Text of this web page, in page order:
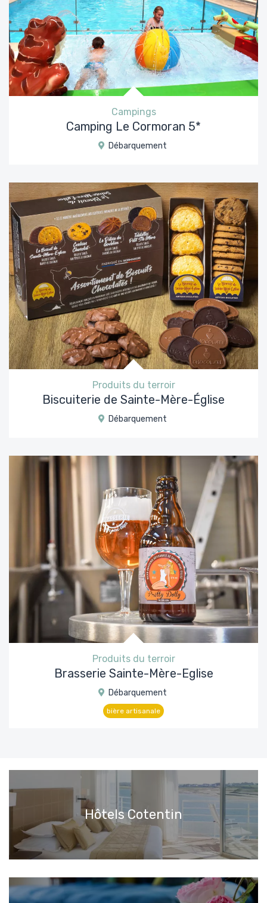
Campings
Camping Le Cormoran 5*
Débarquement
Produits du terroir
Biscuiterie de Sainte-Mère-Église
Débarquement
Produits du terroir
Brasserie Sainte-Mère-Eglise
Débarquement
bière artisanale
Hôtels Cotentin